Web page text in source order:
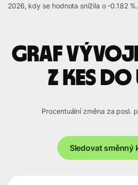
2026, kdy se hodnota snížila o -0.182 %.
Graf
z KES do
Procentuální změna za posl.
Sledovat směnný